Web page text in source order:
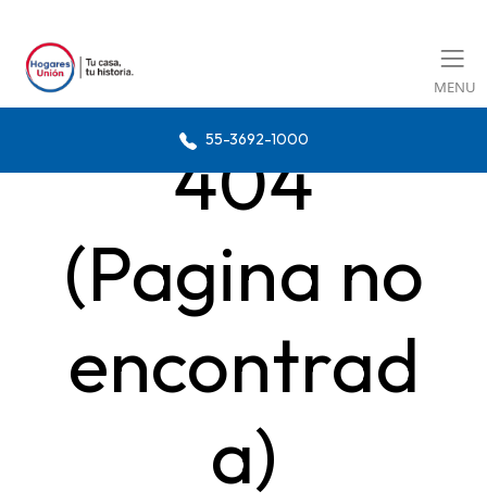
MENU
55-3692-1000
404
(Pagina no
encontrad
a)